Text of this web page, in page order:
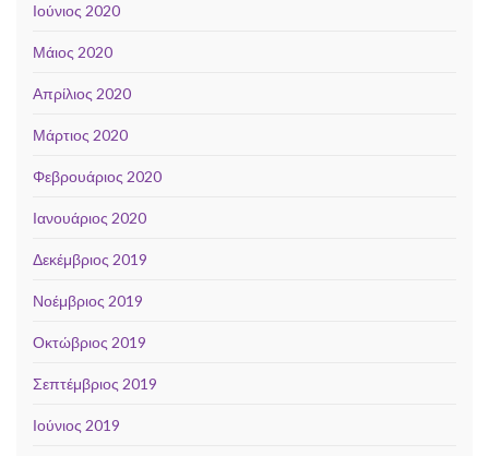
Ιούνιος 2020
Μάιος 2020
Απρίλιος 2020
Μάρτιος 2020
Φεβρουάριος 2020
Ιανουάριος 2020
Δεκέμβριος 2019
Νοέμβριος 2019
Οκτώβριος 2019
Σεπτέμβριος 2019
Ιούνιος 2019